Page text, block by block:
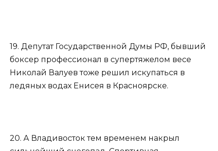
19. Депутат Государственной Думы РФ, бывший
боксер профессионал в супертяжелом весе
Николай Валуев тоже решил искупаться в
ледяных водах Енисея в Красноярске.
20. А Владивосток тем временем накрыл